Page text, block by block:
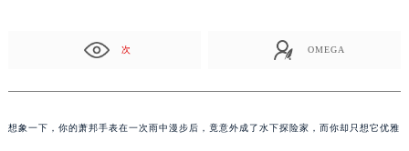
次 OMEGA
想象一下，你的萧邦手表在一次雨中漫步后，竟意外成了水下探险家，而你却只想它优雅